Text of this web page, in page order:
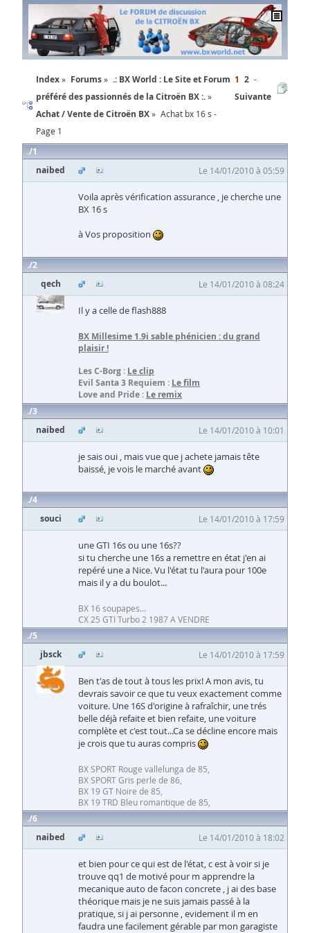
Index Forums
.: BX World : Le Site et Forum
préféré des passionnés de la Citroën BX :.
Achat / Vente de Citroën BX
Achat bx 16 s -
Page 1
1 2
Suivante
1
naibed
Le 14/01/2010 à 05:59
Voila après vérification assurance , je cherche une
BX 16 s
à Vos proposition
2
qech
Le 14/01/2010 à 08:24
Il y a celle de flash888
BX Millesime 1.9i sable phénicien : du grand
plaisir !
Les C-Borg : Le clip
Evil Santa 3 Requiem : Le film
Love and Pride : Le remix
3
naibed
Le 14/01/2010 à 10:01
je sais oui , mais vue que j achete jamais tête
baissé, je vois le marché avant
4
souci
Le 14/01/2010 à 17:59
une GTI 16s ou une 16s??
si tu cherche une 16s a remettre en état j'en ai
repéré une a Nice. Vu l'état tu l'aura pour 100e
mais il y a du boulot...
BX 16 soupapes...
CX 25 GTI Turbo 2 1987 A VENDRE
5
jbsck
Le 14/01/2010 à 17:59
Ben t'as de tout à tous les prix! A mon avis, tu
devrais savoir ce que tu veux exactement comme
voiture. Une 16S d'origine à rafraîchir, une trés
belle déjà refaite et bien refaite, une voiture
complète et c'est tout...Ca se décline encore mais
je crois que tu auras compris
BX SPORT Rouge vallelunga de 85,
BX SPORT Gris perle de 86,
BX 19 GT Noire de 85,
BX 19 TRD Bleu romantique de 85,
6
naibed
Le 14/01/2010 à 18:02
et bien pour ce qui est de l'état, c est à voir si je
trouve qq1 de motivé pour m apprendre la
mecanique auto de facon concrete , j ai des base
théorique mais je ne suis jamais passé à la
pratique, si j ai personne , evidement il m en
faudra une facilement gérable par mon garagiste